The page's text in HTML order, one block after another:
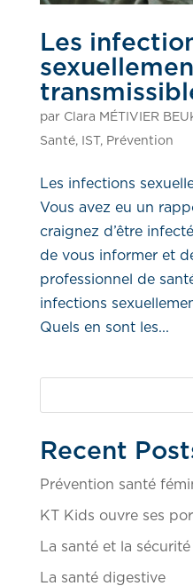
Les
par Clara MÉTIVIER
Santé, IST, Prévention
Les infections
Vous avez eu un
craignez d’être
de vous informer et
professionnel de
infections
Quels en sont les...
Recent
Prévention santé
KT Kids ouvre ses
La santé et la sécurité
La santé digestive